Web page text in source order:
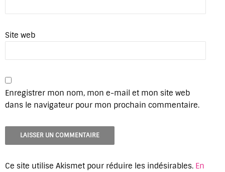
Site web
Enregistrer mon nom, mon e-mail et mon site web
dans le navigateur pour mon prochain commentaire.
Ce site utilise Akismet pour réduire les indésirables. En